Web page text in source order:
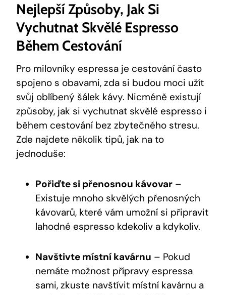
Nejlepší Způsoby, Jak Si
Vychutnat Skvělé Espresso
Během Cestování
Pro milovníky espressa je cestování často
spojeno s obavami, zda si budou moci užít
svůj oblíbený šálek kávy. Nicméně existují
způsoby, jak si vychutnat skvělé espresso i
během cestování bez zbytečného stresu.
Zde najdete několik tipů, jak na to
jednoduše:
Pořiďte si přenosnou kávovar –
Existuje mnoho skvělých přenosných
kávovarů, které vám umožní si připravit
lahodné espresso kdekoliv a kdykoliv.
Navštivte místní kavárnu – Pokud
nemáte možnost přípravy espressa
sami, zkuste navštívit místní kavárnu a